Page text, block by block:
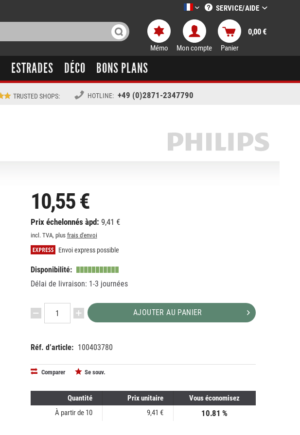
LTT-Versand französisch
SERVICE/AIDE
Mémo Mon compte Panier
0,00 €
ESTRADES DÉCO BONS PLANS
TRUSTED SHOPS: HOTLINE: +49 (0)2871-2347790
10,55 €
Prix échelonnés àpd: 9,41 €
incl. TVA, plus frais d'envoi
Envoi express possible
Disponibilité:
Délai de livraison: 1-3 journées
AJOUTER AU PANIER
Réf. d’article: 100403780
Comparer Se souv.
Quantité Prix unitaire
Vous économisez
À partir de 10 9,41 € 10.81 %